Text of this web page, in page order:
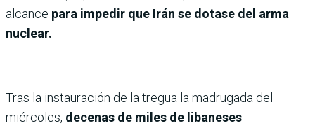
alcance para impedir que Irán se dotase del arma
nuclear.
Tras la instauración de la tregua la madrugada del
miércoles, decenas de miles de libaneses